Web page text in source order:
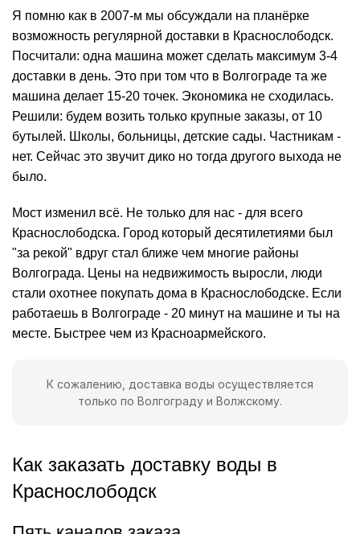
Я помню как в 2007-м мы обсуждали на планёрке
возможность регулярной доставки в Краснослободск.
Посчитали: одна машина может сделать максимум 3-4
доставки в день. Это при том что в Волгограде та же
машина делает 15-20 точек. Экономика не сходилась.
Решили: будем возить только крупные заказы, от 10
бутылей. Школы, больницы, детские сады. Частникам -
нет. Сейчас это звучит дико но тогда другого выхода не
было.
Мост изменил всё. Не только для нас - для всего
Краснослободска. Город который десятилетиями был
"за рекой" вдруг стал ближе чем многие районы
Волгограда. Цены на недвижимость выросли, люди
стали охотнее покупать дома в Краснослободске. Если
работаешь в Волгограде - 20 минут на машине и ты на
месте. Быстрее чем из Красноармейского.
К сожалению, доставка воды осуществляется
только по Волгограду и Волжскому.
Как заказать доставку воды в
Краснослободск